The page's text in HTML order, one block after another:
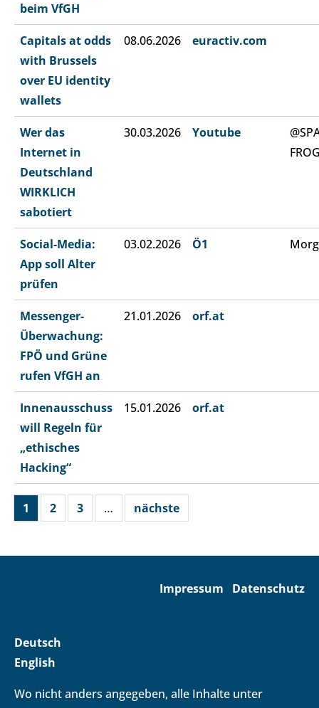
beim VfGH
Capitals at odds
with Brussels
over EU identity
wallets
08.06.2026 euractiv.com
Wer das
Internet in
Deutschland
WIRKLICH
sabotiert
30.03.2026 Youtube
Social-Media:
App soll Alter
prüfen
03.02.2026 Ö1
Messenger-
Überwachung:
FPÖ und Grüne
rufen VfGH an
21.01.2026 orf.at
Innenausschuss
will Regeln für
„ethisches
Hacking“
15.01.2026 orf.at
1 2 3 … nächste
Impressum Datenschutz
Deutsch
English
Wo nicht anders angegeben, alle Inhalte unter